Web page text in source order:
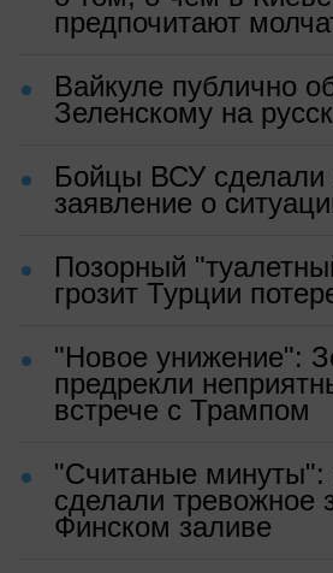
предпочитают
Вайкуле публично
Зеленскому на
Бойцы ВСУ сделали
заявление о
Позорный
грозит Турции
"Новое унижение":
предрекли
встрече с Трампом
"Считаные минуты":
сделали тревожное
Финском заливе